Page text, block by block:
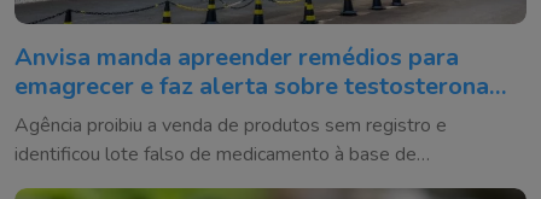
Anvisa manda apreender remédios para
emagrecer e faz alerta sobre testosterona
falsificada
Agência proibiu a venda de produtos sem registro e
identificou lote falso de medicamento à base de
testosterona